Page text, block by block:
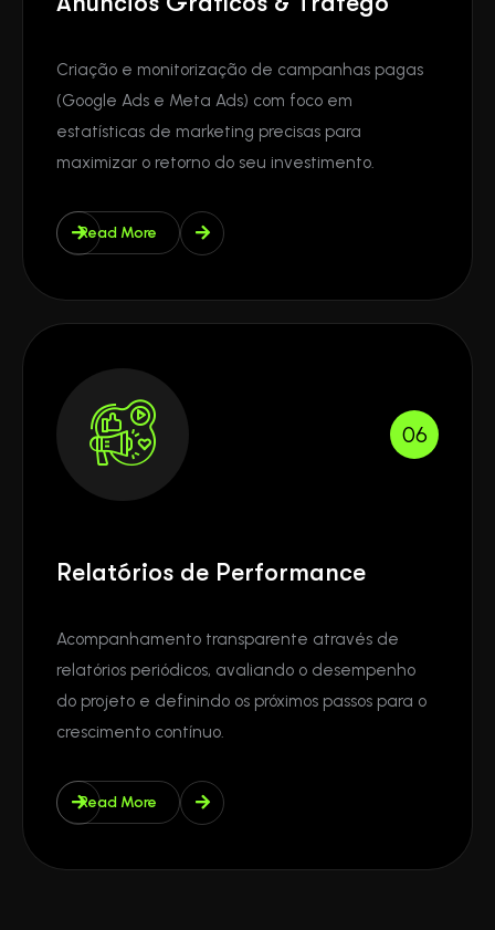
Criação e monitorização de campanhas pagas
(Google Ads e Meta Ads) com foco em
estatísticas de marketing precisas para
maximizar o retorno do seu investimento.
Read More
06
Relatórios de Performance
Acompanhamento transparente através de
relatórios periódicos, avaliando o desempenho
do projeto e definindo os próximos passos para o
crescimento contínuo.
Read More